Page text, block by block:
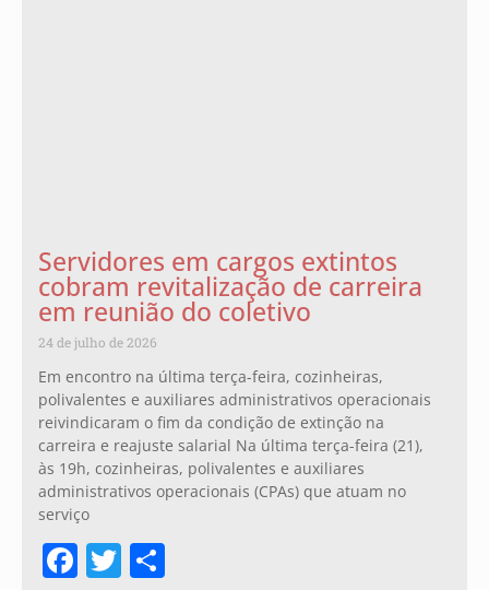
Servidores em cargos extintos
cobram revitalização de carreira
em reunião do coletivo
24 de julho de 2026
Em encontro na última terça-feira, cozinheiras,
polivalentes e auxiliares administrativos operacionais
reivindicaram o fim da condição de extinção na
carreira e reajuste salarial Na última terça-feira (21),
às 19h, cozinheiras, polivalentes e auxiliares
administrativos operacionais (CPAs) que atuam no
serviço
Facebook
Twitter